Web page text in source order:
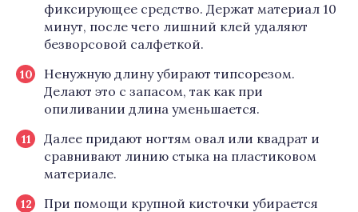
фиксирующее средство. Держат материал 10
минут, после чего лишний клей удаляют
безворсовой салфеткой.
Ненужную длину убирают типсорезом.
Делают это с запасом, так как при
опиливании длина уменьшается.
Далее придают ногтям овал или квадрат и
сравнивают линию стыка на пластиковом
материале.
При помощи крупной кисточки убирается